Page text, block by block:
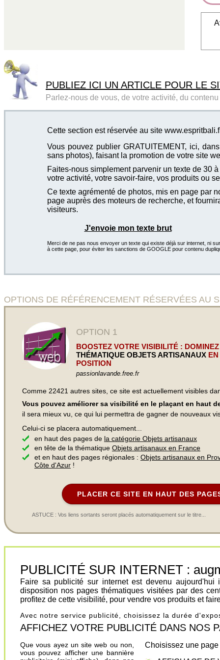
PUBLIEZ ICI UN ARTICLE POUR LE
Parlez-nous de vous, de votre activité, du
Cette section est réservée au site
Vous pouvez publier GRATUITEMENT, ici,
sans photos), faisant la promotion de votre site
Faites-nous simplement parvenir un texte de 30
votre activité, votre savoir-faire, vos produits ou
Ce texte agrémenté de photos, mis en page par
page auprès des moteurs de recherche, et
visiteurs.
J'envoie mon texte brut
Merci de ne pas nous envoyer un texte qui existe déjà sur internet, ni
à cette page, pour éviter les sanctions de GOOGLE pour contenu
OPTIONS DE RÉFÉRENCEMENT RÉSERVÉES AU
OPTION 1
BOOSTEZ VOTRE VISIBILITÉ :
THÉMATIQUE OBJETS ARTISANAUX
POSITION
passionlavande.free.fr
Comme 22421 autres sites, ce site est actuellement visibles
Vous pouvez améliorer sa visibilité en le plaçant en haut
il sera mieux vu, ce qui lui permettra de gagner de nouveaux
Celui-ci se placera automatiquement...
en haut des pages de la catégorie Objets artisanaux
en tête de la thématique Objets artisanaux en France
et en haut des pages régionales : Objets artisanaux en
Côte d'Azur !
PLACER CE SITE EN HAUT DES
ASTUCE : Vos liens sortants seront placés automatiquement sur le titre...
PUBLICITÉ SUR INTERNET :
Faire sa publicité sur internet est devenu
disposition nos pages thématiques visitées par des
profitez de cette visibilité, pour vendre vos produits et
Avec notre service publicité, choisissez la durée
AFFICHEZ VOTRE PUBLICITÉ DANS NOS
Que vous ayez un site web ou non,
vous pouvez afficher une bannière
Choisissez une